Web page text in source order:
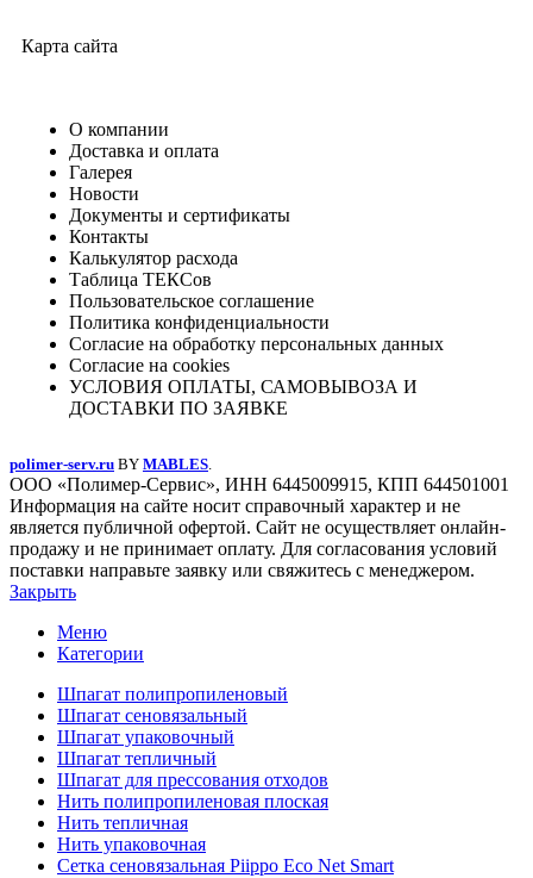
Карта сайта
О компании
Доставка и оплата
Галерея
Новости
Документы и сертификаты
Контакты
Калькулятор расхода
Таблица ТЕКСов
Пользовательское соглашение
Политика конфиденциальности
Согласие на обработку персональных данных
Согласие на cookies
УСЛОВИЯ ОПЛАТЫ, САМОВЫВОЗА И
ДОСТАВКИ ПО ЗАЯВКЕ
polimer-serv.ru BY MABLES.
ООО «Полимер-Сервис», ИНН 6445009915, КПП 644501001
Информация на сайте носит справочный характер и не
является публичной офертой. Сайт не осуществляет онлайн-
продажу и не принимает оплату. Для согласования условий
поставки направьте заявку или свяжитесь с менеджером.
Закрыть
Меню
Категории
Шпагат полипропиленовый
Шпагат сеновязальный
Шпагат упаковочный
Шпагат тепличный
Шпагат для прессования отходов
Нить полипропиленовая плоская
Нить тепличная
Нить упаковочная
Сетка сеновязальная Piippo Eco Net Smart